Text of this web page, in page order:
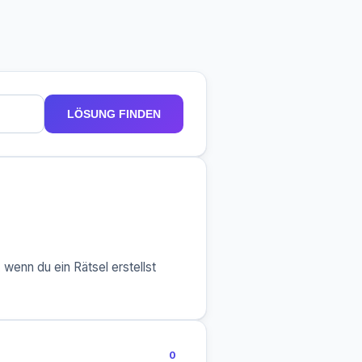
LÖSUNG FINDEN
du ein Rätsel erstellst
0